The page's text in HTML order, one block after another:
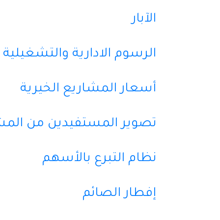
الآبار
الرسوم الادارية والتشغيلية
أسعار المشاريع الخيرية
تصوير المستفيدين من
نظام التبرع بالأسهم
إفطار الصائم